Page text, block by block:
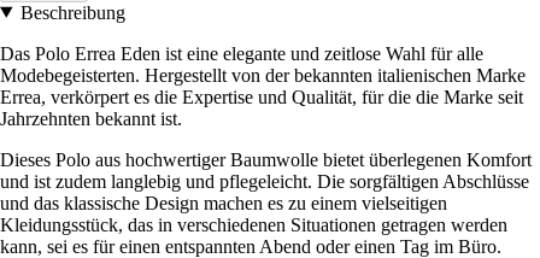
Beschreibung
Das Polo Errea Eden ist eine elegante und zeitlose Wahl für alle
Modebegeisterten. Hergestellt von der bekannten italienischen Marke
Errea, verkörpert es die Expertise und Qualität, für die die Marke seit
Jahrzehnten bekannt ist.
Dieses Polo aus hochwertiger Baumwolle bietet überlegenen Komfort
und ist zudem langlebig und pflegeleicht. Die sorgfältigen Abschlüsse
und das klassische Design machen es zu einem vielseitigen
Kleidungsstück, das in verschiedenen Situationen getragen werden
kann, sei es für einen entspannten Abend oder einen Tag im Büro.